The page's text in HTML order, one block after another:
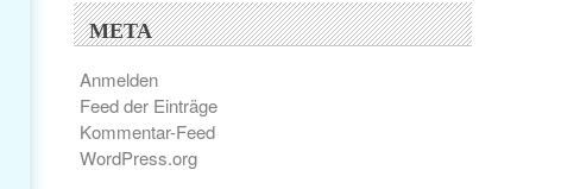
META
Anmelden
Feed der Einträge
Kommentar-Feed
WordPress.org